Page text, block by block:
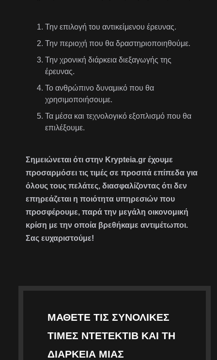
Την επιλογή του αντικείμενου έρευνας.
Την περιοχή που θα δραστηριοποιηθούμε.
Την χρονική διάρκεια διεξαγωγής της
έρευνας.
Το ανθρώπινο δυναμικό που θα
χρησιμοποιήσουμε.
Τα μέσα και τεχνολογικό εξοπλισμό που θα
επιλέξουμε.
Σημειώνεται ότι στην Krypteia.gr έχουμε
προσαρμόσει τις τιμές σε προσιτά επίπεδα για
όλους τους πελάτες, διασφαλίζοντας ότι δεν
επηρεάζεται η ποιότητα υπηρεσιών που
προσφέρουμε, παρά την μεγάλη οικονομική
κρίση με την οποία βρεθήκαμε αντιμέτωποι.
Σας ευχαριστούμε!
ΜΆΘΕΤΕ ΤΙΣ ΣΥΝΟΛΙΚΈΣ
ΤΙΜΈΣ ΝΤΕΤΈΚΤΙΒ ΚΑΙ ΤΗ
ΔΙΆΡΚΕΙΑ ΜΙΑΣ